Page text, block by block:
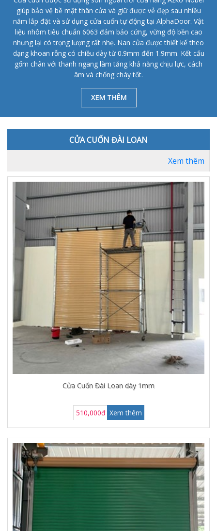
giúp bảo vệ bề mặt thân cửa và giữ được vẻ đẹp sau nhiều
năm lắp đặt và sử dụng cửa cuốn tự động tại AlphaDoor. Vật
liệu nhôm tiêu chuẩn 6063 đảm bảo cứng, vững độ bền cao
nhưng lại có trọng lượng rất nhẹ. Nan cửa được thiết kế theo
dạng khoan rỗng có chiều dày từ 0.9mm đến 1.9mm. Kết cấu
gốm chân với thanh ngang làm tăng khả năng chịu lực, cách
âm và chống cháy tốt.
XEM THÊM
CỬA CUỐN ĐÀI LOAN
Xem thêm
Cửa Cuốn Đài Loan dày 1mm
510,000đ Xem thêm